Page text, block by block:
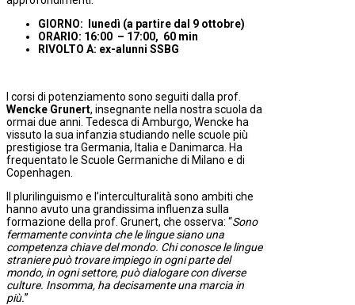
GIORNO: lunedì (a partire dal 9 ottobre)
ORARIO: 16:00 – 17:00, 60 min
RIVOLTO A: ex-alunni SSBG
I corsi di potenziamento sono seguiti dalla prof.
Wencke Grunert, insegnante nella nostra scuola da
ormai due anni. Tedesca di Amburgo, Wencke ha
vissuto la sua infanzia studiando nelle scuole più
prestigiose tra Germania, Italia e Danimarca. Ha
frequentato le Scuole Germaniche di Milano e di
Copenhagen.
Il plurilinguismo e l’interculturalità sono ambiti che
hanno avuto una grandissima influenza sulla
formazione della prof. Grunert, che osserva: “Sono
fermamente convinta che le lingue siano una
competenza chiave del mondo. Chi conosce le lingue
straniere può trovare impiego in ogni parte del
mondo, in ogni settore, può dialogare con diverse
culture. Insomma, ha decisamente una marcia in
più.”